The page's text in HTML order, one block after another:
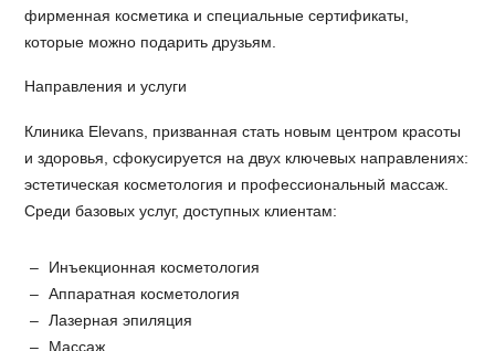
фирменная косметика и специальные сертификаты,
которые можно подарить друзьям.
Направления и услуги
Клиника Elevans, призванная стать новым центром красоты
и здоровья, сфокусируется на двух ключевых направлениях:
эстетическая косметология и профессиональный массаж.
Среди базовых услуг, доступных клиентам:
Инъекционная косметология
Аппаратная косметология
Лазерная эпиляция
Массаж